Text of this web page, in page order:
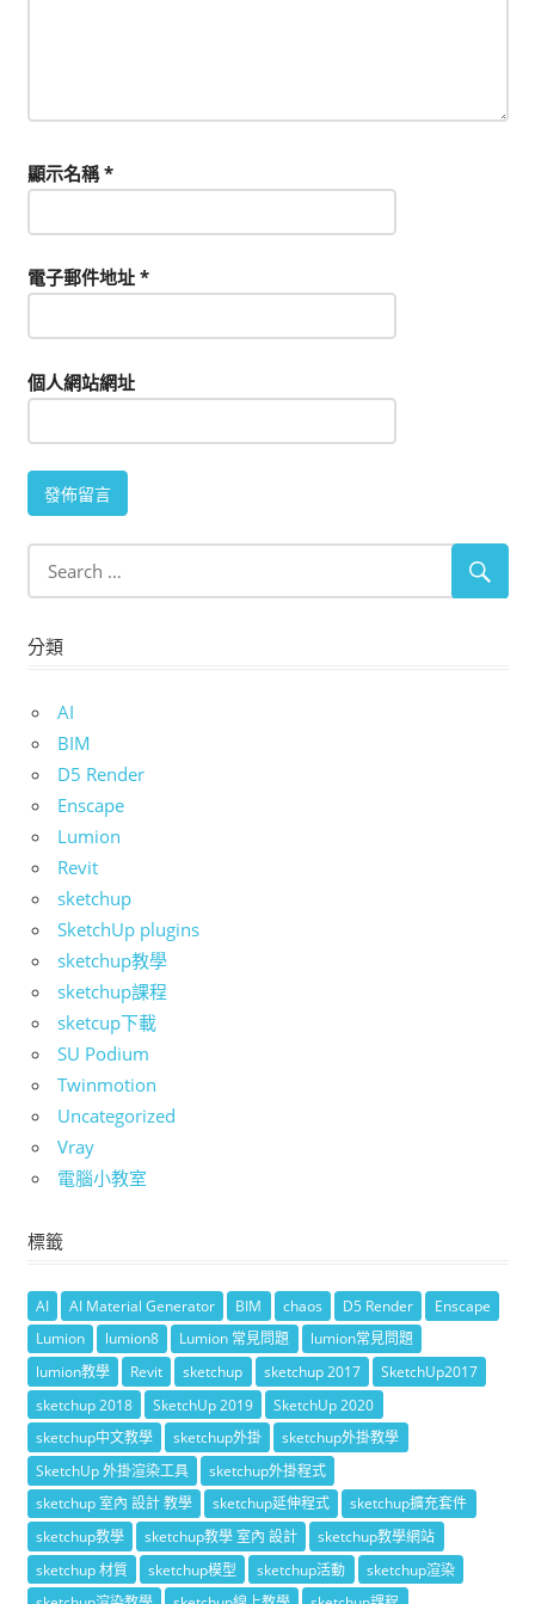
顯示名稱*
電子郵件地址 *
個人網站網址
分類
AI
BIM
D5 Render
Enscape
Lumion
Revit
sketchup
SketchUp plugins
sketchup教學
sketchup課程
sketcup下載
SU Podium
Twinmotion
Uncategorized
Vray
電腦小教室
標籤
AI AI Material Generator BIM chaos D5 Render
Enscape
Lumion
lumion8 Lumion 常見問題
lumion常見問題
lumion教學
Revit sketchup sketchup 2017
SketchUp2017
sketchup 2018
SketchUp 2019
SketchUp 2020
sketchup中文教學
sketchup外掛
sketchup外掛教學
SketchUp 外掛渲染工具
sketchup外掛程式
sketchup 室內 設計 教學
sketchup延伸程式
sketchup擴充套件
sketchup教學
sketchup教學 室內 設計
sketchup教學網站
sketchup 材質
sketchup模型 sketchup活動
sketchup渲染